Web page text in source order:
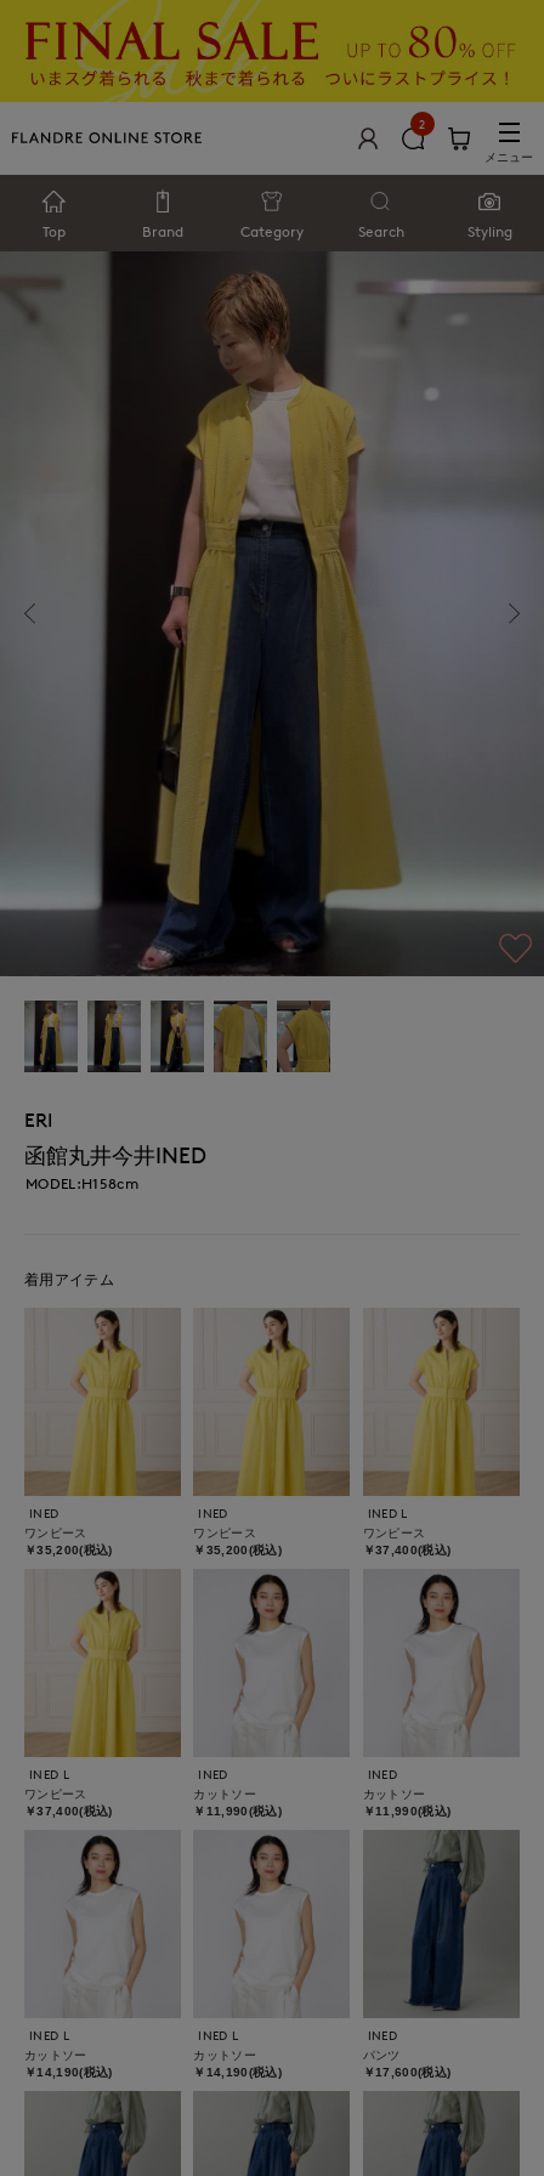
2
メニュー
Top Brand Category Search Styling
ERI
函館丸井今井INED
MODEL:H158cm
着用アイテム
INED
ワンピース
￥35,200(税込)
INED
ワンピース
￥35,200(税込)
INED L
ワンピース
￥37,400(税込)
INED L
ワンピース
￥37,400(税込)
INED
カットソー
￥11,990(税込)
INED
カットソー
￥11,990(税込)
INED L
カットソー
￥14,190(税込)
INED L
カットソー
￥14,190(税込)
INED
パンツ
￥17,600(税込)